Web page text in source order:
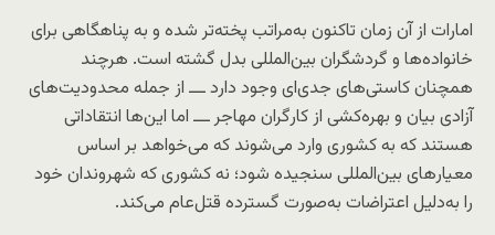
امارات از آن زمان تاکنون به‌مراتب پخته‌تر شده و به پناهگاهی برای
خانواده‌ها و گردشگران بین‌المللی بدل گشته است. هرچند
همچنان کاستی‌های جدی‌ای وجود دارد ـــ از جمله محدودیت‌های
آزادی بیان و بهره‌کشی از کارگران مهاجر ـــ اما این‌ها انتقاداتی
هستند که به کشوری وارد می‌شوند که می‌خواهد بر اساس
معیارهای بین‌المللی سنجیده شود؛ نه کشوری که شهروندان خود
را به‌دلیل اعتراضات به‌صورت گسترده قتل‌عام می‌کند.